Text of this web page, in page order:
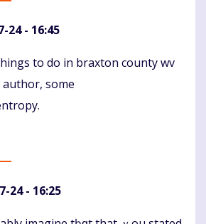
24 - 16:45
to do in braxton county wv
author, some
24 - 16:25